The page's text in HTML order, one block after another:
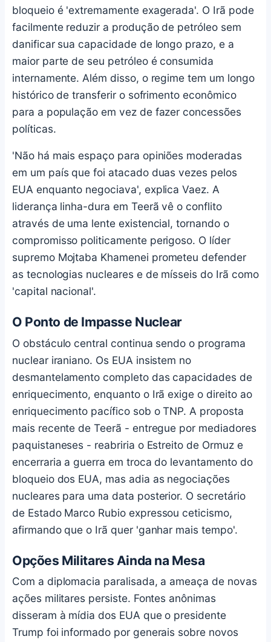
bloqueio é 'extremamente exagerada'. O Irã pode
facilmente reduzir a produção de petróleo sem
danificar sua capacidade de longo prazo, e a
maior parte de seu petróleo é consumida
internamente. Além disso, o regime tem um longo
histórico de transferir o sofrimento econômico
para a população em vez de fazer concessões
políticas.
'Não há mais espaço para opiniões moderadas
em um país que foi atacado duas vezes pelos
EUA enquanto negociava', explica Vaez. A
liderança linha-dura em Teerã vê o conflito
através de uma lente existencial, tornando o
compromisso politicamente perigoso. O líder
supremo Mojtaba Khamenei prometeu defender
as tecnologias nucleares e de mísseis do Irã como
'capital nacional'.
O Ponto de Impasse Nuclear
O obstáculo central continua sendo o programa
nuclear iraniano. Os EUA insistem no
desmantelamento completo das capacidades de
enriquecimento, enquanto o Irã exige o direito ao
enriquecimento pacífico sob o TNP. A proposta
mais recente de Teerã - entregue por mediadores
paquistaneses - reabriria o Estreito de Ormuz e
encerraria a guerra em troca do levantamento do
bloqueio dos EUA, mas adia as negociações
nucleares para uma data posterior. O secretário
de Estado Marco Rubio expressou ceticismo,
afirmando que o Irã quer 'ganhar mais tempo'.
Opções Militares Ainda na Mesa
Com a diplomacia paralisada, a ameaça de novas
ações militares persiste. Fontes anônimas
disseram à mídia dos EUA que o presidente
Trump foi informado por generais sobre novos